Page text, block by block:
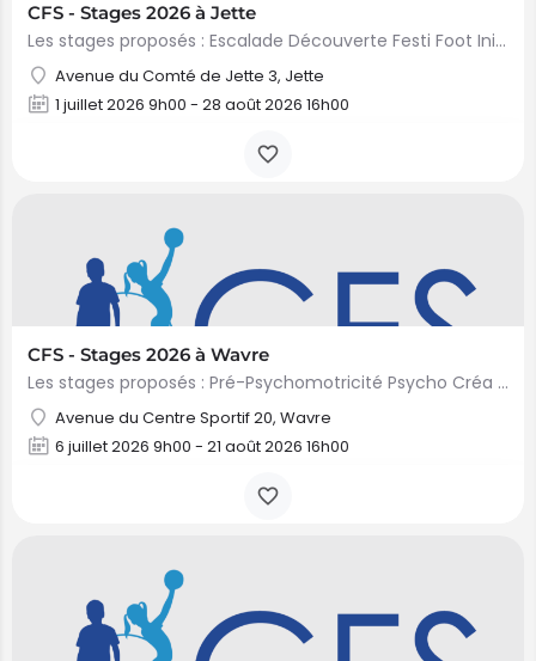
CFS - Stages 2026 à Jette
Les stages proposés : Escalade Découverte Festi Foot Initiation Vélo Mini Danse Mini Gym Mini…
Avenue du Comté de Jette 3, Jette
1 juillet 2026 9h00 - 28 août 2026 16h00
CFS - Stages 2026 à Wavre
Les stages proposés : Pré-Psychomotricité Psycho Créa Psycho Découverte Psycho Grimpette Psycho…
Avenue du Centre Sportif 20, Wavre
6 juillet 2026 9h00 - 21 août 2026 16h00